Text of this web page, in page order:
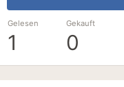
Gelesen
1
Gekauft
0